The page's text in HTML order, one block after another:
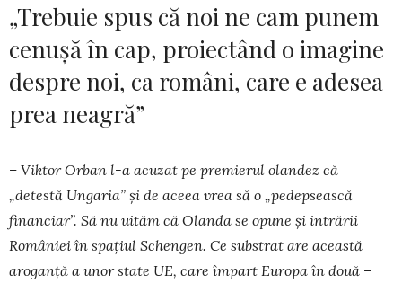
„Trebuie spus că noi ne cam punem
cenușă în cap, proiectând o imagine
despre noi, ca români, care e adesea
prea neagră”
– Viktor Orban l-a acuzat pe premierul olandez că
„detestă Ungaria” și de aceea vrea să o „pedepsească
financiar”. Să nu uităm că Olanda se opune și intrării
României în spațiul Schengen. Ce substrat are această
aroganță a unor state UE, care împart Europa în două –